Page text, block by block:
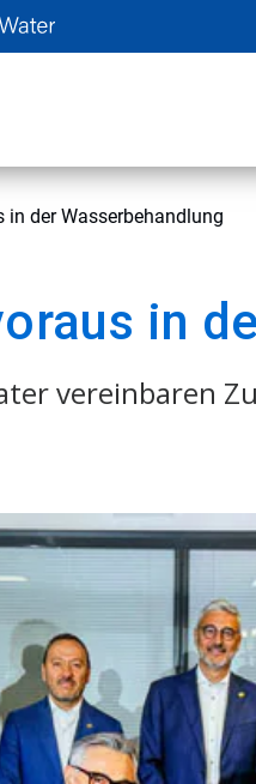
in der Wasserbehandlung​​​​​​​
in
vereinbaren